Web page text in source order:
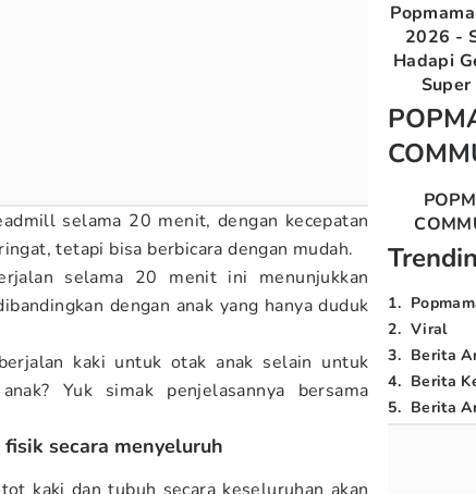
selama 20 menit, dengan kecepatan
tetapi bisa berbicara dengan mudah.
selama 20 menit ini menunjukkan
dengan anak yang hanya duduk
kaki untuk otak anak selain untuk
Yuk simak penjelasannya bersama
secara menyeluruh
2026 -
Hadapi
1.
2. Viral
3. Berita
4. Berita
5. Berita